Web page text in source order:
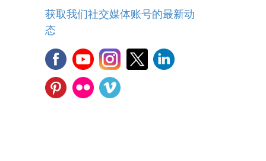
获取我们社交媒体账号的最新动
态